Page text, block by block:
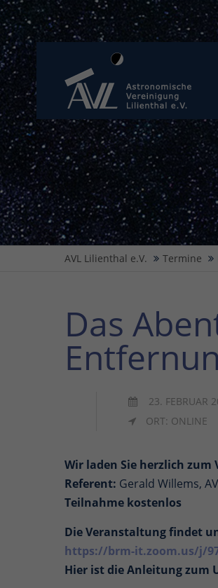
AVL Lilienthal e.V. Termine
Das
23. FEBRUAR
ORT: ONLINE
Wir laden Sie herzlich
Referent: Gerald Willems,
Teilnahme kostenlos
Die Veranstaltung findet
https://brm-it.zoom.us/j/
Hier ist die Anleitung zum